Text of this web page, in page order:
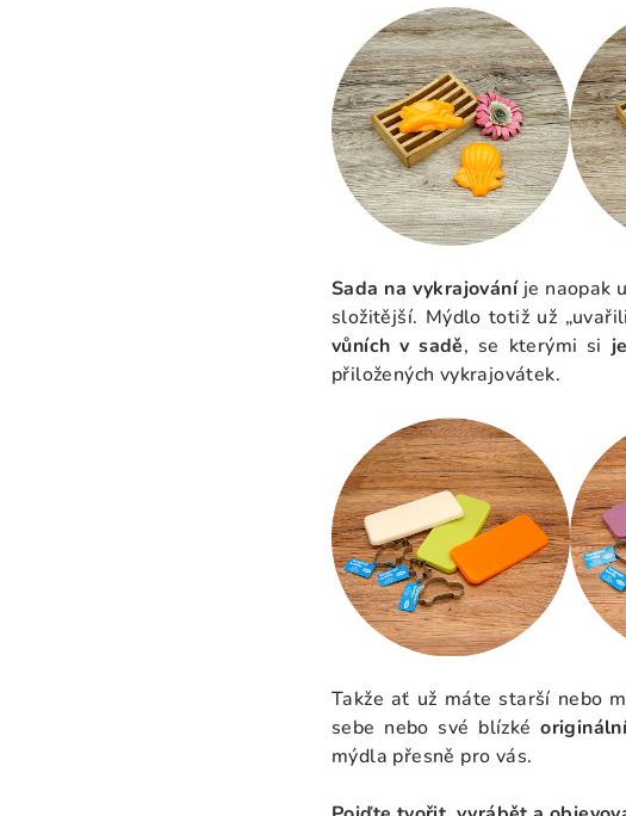
Sada na vykrajováníje naopak
složitější. Mýdlo totiž už
vůních v sadě, se kterými si
přiložených vykrajovátek.
Takže ať už máte starší nebo
sebe nebo své blízké
mýdla přesně pro vás.